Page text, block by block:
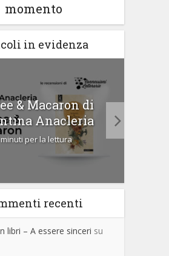
momento
in evidenza
& Macaron di
Anacleria
per la lettura
recenti
libri – A essere sinceri su